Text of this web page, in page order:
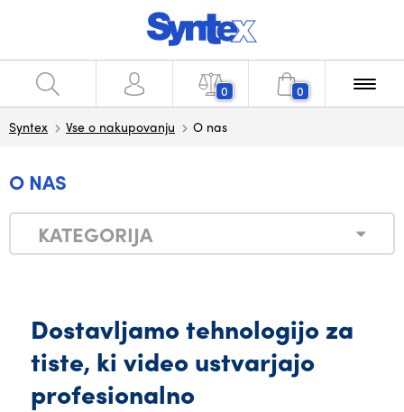
0 0
Syntex Vse o nakupovanju O nas
O NAS
KATEGORIJA
Dostavljamo tehnologijo za
tiste, ki video ustvarjajo
profesionalno